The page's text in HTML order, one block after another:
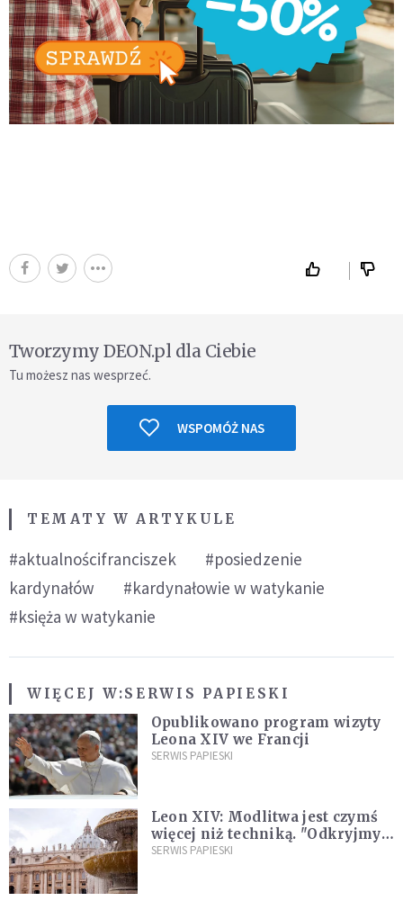
Tworzymy DEON.pl dla Ciebie
Tu możesz nas wesprzeć.
WSPOMÓŻ NAS
TEMATY W ARTYKULE
#aktualnościfranciszek
#posiedzenie
kardynałów
#kardynałowie w watykanie
#księża w watykanie
WIĘCEJ W:SERWIS PAPIESKI
Opublikowano program wizyty
Leona XIV we Francji
SERWIS PAPIESKI
Leon XIV: Modlitwa jest czymś
więcej niż techniką. "Odkryjmy
ją na nowo"
SERWIS PAPIESKI